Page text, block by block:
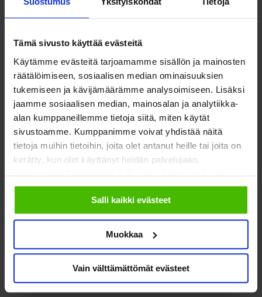
Tämä sivusto käyttää evästeitä
Käytämme evästeitä tarjoamamme sisällön ja mainosten
räätälöimiseen, sosiaalisen median ominaisuuksien
tukemiseen ja kävijämäärämme analysoimiseen. Lisäksi
jaamme sosiaalisen median, mainosalan ja analytiikka-
alan kumppaneillemme tietoja siitä, miten käytät
sivustoamme. Kumppanimme voivat yhdistää näitä
tietoja muihin tietoihin, joita olet antanut heille tai joita on
kerätty, kun olet käyttänyt heidän palvelujaan.
Valitsemalla "Yksityiskohdat" voit vaikuttaa sallimiisi
evästeisiin.
Salli kaikki evästeet
Muokkaa
Vain välttämättömät evästeet
SOSTE Suomen sosiaali ja terveys ry
Yliopistonkatu 5
00100 Helsinki
Meistä
Jäsenedut ja -palvelut
Vaikuttaminen
Kansalaisyhteiskunta ja
demokratia